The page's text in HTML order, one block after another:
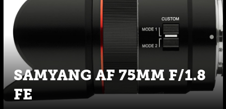
SAMYANG AF 75MM F/1.8
FE